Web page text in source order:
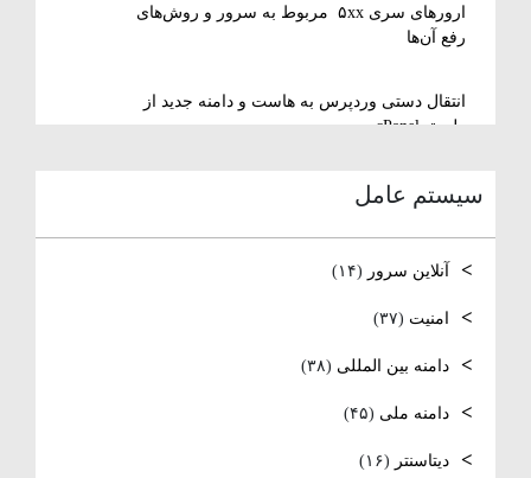
ارورهای سری ۵xx مربوط به سرور و روش‌های
رفع آن‌ها
انتقال دستی وردپرس به هاست و دامنه جدید از
طریق cPanel
نصب و راه اندازی NTP
سیستم عامل
آنلاین سرور (۱۴)
امنیت(۳۷)
دامنه بین المللی(۳۸)
دامنه ملی(۴۵)
دیتاسنتر(۱۶)